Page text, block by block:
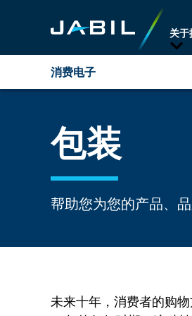
关于
消费电子
包装
能力
解决方案
智能家居及家电
包装
帮助您为您的产品、
未来十年，消费者的购